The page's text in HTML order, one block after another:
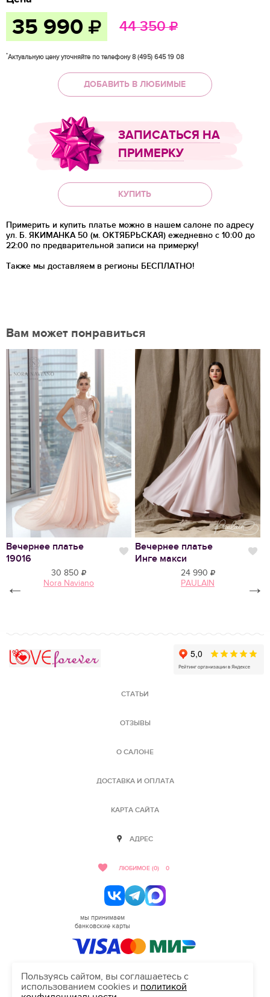
35 990 44 350
*Актуальную цену уточняйте по телефону 8 (495) 645 19 08
ДОБАВИТЬ В ЛЮБИМЫЕ
ЗАПИСАТЬСЯ НА
ПРИМЕРКУ
КУПИТЬ
Примерить и купить платье можно в нашем салоне по адресу
ул. Б. ЯКИМАНКА 50 (м. ОКТЯБРЬСКАЯ) ежедневно с 10:00 до
22:00 по предварительной записи на примерку!
Также мы доставляем в регионы БЕСПЛАТНО!
Вам может понравиться
Нравится
Вечернее платье
19016
Нравится
30 850
Nora Naviano
Вечернее платье
Инге макси
24 990
PAULAIN
← →
СТАТЬИ
ОТЗЫВЫ
О САЛОНЕ
ДОСТАВКА И ОПЛАТА
КАРТА САЙТА
АДРЕС
ЛЮБИМОЕ (0) 0
мы принимаем
банковские карты
HELLO@SALON-LOVE.RU
Пользуясь сайтом, вы соглашаетесь с
использованием cookies и политикой